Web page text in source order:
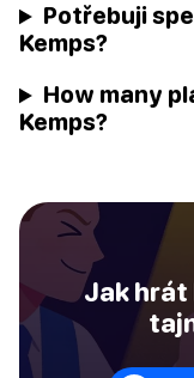
Potřebuji
Kemps?
How many
Kemps?
Jak hrát